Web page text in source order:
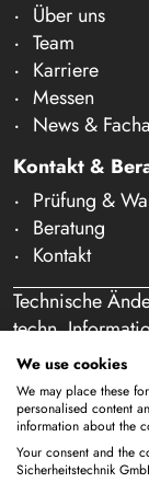
Über uns
Team
Karriere
Messen
News &
Kontakt &
Prüfung &
Beratung
Kontakt
Technische
techn.
Schreibfehler
ausschließlich
BGB. Ein
Durch die
Bestellung
We use cookies
We may place these
personalised content
information about the
Your consent and the
Sicherheitstechnik